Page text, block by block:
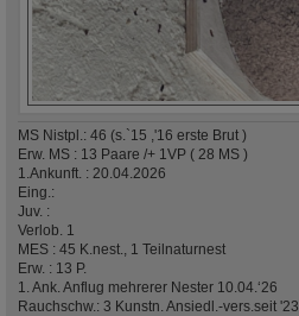
MS Nistpl.: 46 (s.`15 ,'16 erste Brut )
Erw. MS : 13 Paare /+ 1VP ( 28 MS )
1.Ankunft. : 20.04.2026
Eing.:
Juv. :
Verlob. 1
MES : 45 K.nest., 1 Teilnaturnest
Erw. : 13 P.
1. Ank. Anflug mehrerer Nester 10.04.‘26
Rauchschw.: 3 Kunstn. Ansiedl.-vers.seit '23.